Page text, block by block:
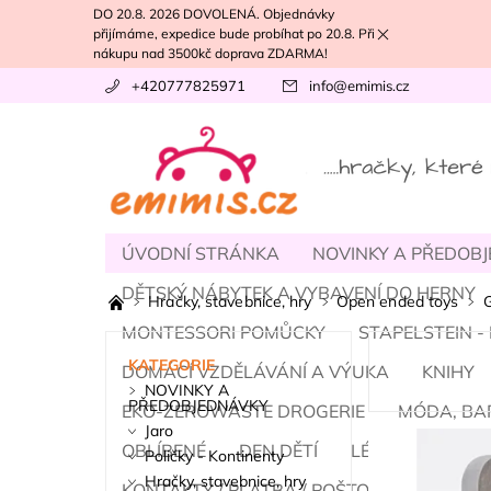
DO 20.8. 2026 DOVOLENÁ. Objednávky
přijímáme, expedice bude probíhat po 20.8. Při
nákupu nad 3500kč doprava ZDARMA!
+420777825971 info@emimis.cz
ÚVODNÍ STRÁNKA NOVINKY A
DĚTSKÝ NÁBYTEK A VYBAVENÍ DO HERNY
MONTESSORI POMŮCKY
STAPELSTEIN
DOMÁCÍ VZDĚLÁVÁNÍ A VÝUKA
KNIHY
EKO-ZEROWASTE DROGERIE
MÓDA,
OBLÍBENÉ
DEN DĚTÍ LÉTO
Hračky, stavebnice, hry Open ended toys
KATEGORIE
NOVINKY A
PŘEDOBJEDNÁVKY
Jaro
Poličky - Kontinenty
Hračky, stavebnice, hry